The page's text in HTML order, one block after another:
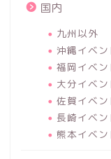
国内
九州以外
沖縄イベ
福岡イベ
大分イベ
佐賀イベ
長崎イベ
熊本イベ